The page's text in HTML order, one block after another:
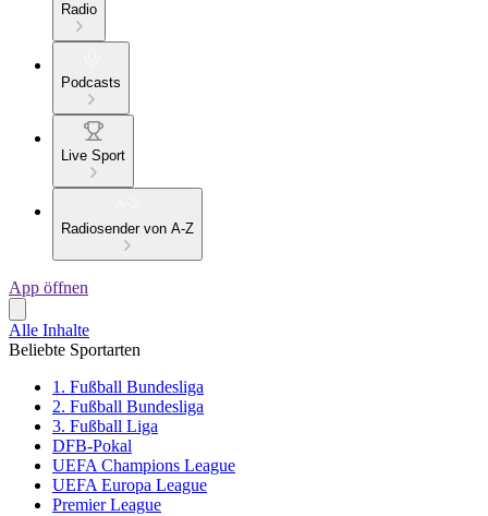
Radio
Podcasts
Live Sport
Radiosender von A-Z
App öffnen
Alle Inhalte
Beliebte Sportarten
1. Fußball Bundesliga
2. Fußball Bundesliga
3. Fußball Liga
DFB-Pokal
UEFA Champions League
UEFA Europa League
Premier League